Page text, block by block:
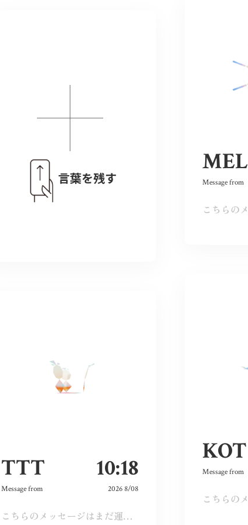
言葉を残す
MEL
Message from
TTT 10:18
Message from 2026 8/08
こちらのメッセージはまだ運営承認前となります。しばらくおまちください。
KOT
Message from